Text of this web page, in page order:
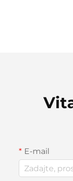
E-mail